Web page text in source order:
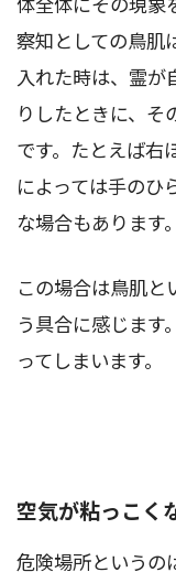
察知としての鳥肌
入れた時は、霊が
りしたときに、そ
です。たとえば右
によっては手のひ
な場合もあります。
この場合は鳥肌と
う具合に感じます
ってしまいます。
空気が粘っこく
危険場所というの